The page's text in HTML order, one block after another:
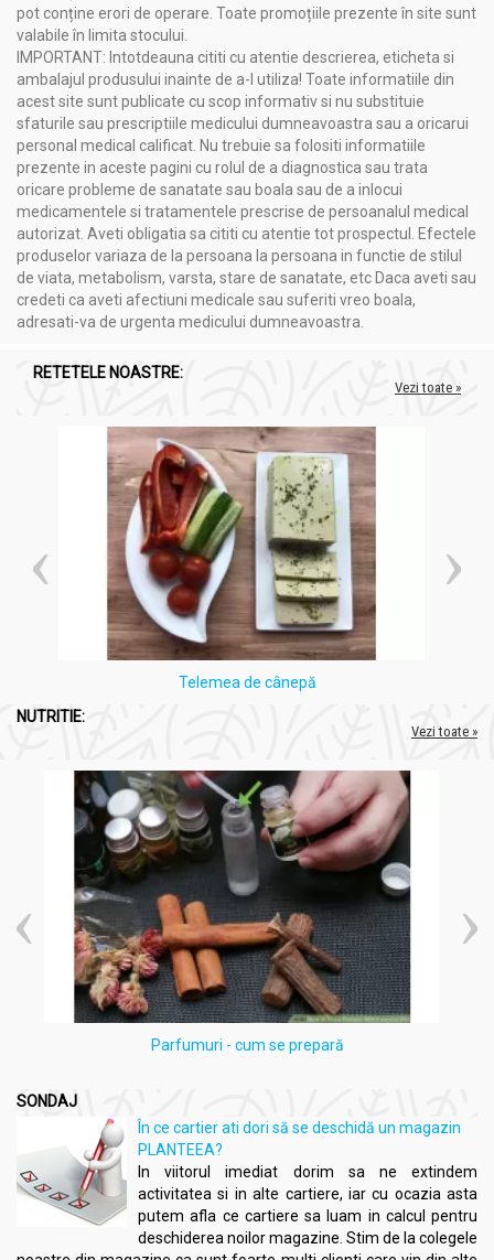
pot conține erori de operare. Toate promoțiile prezente în site sunt
valabile în limita stocului.
IMPORTANT: Intotdeauna cititi cu atentie descrierea, eticheta si
ambalajul produsului inainte de a-l utiliza! Toate informatiile din
acest site sunt publicate cu scop informativ si nu substituie
sfaturile sau prescriptiile medicului dumneavoastra sau a oricarui
personal medical calificat. Nu trebuie sa folositi informatiile
prezente in aceste pagini cu rolul de a diagnostica sau trata
oricare probleme de sanatate sau boala sau de a inlocui
medicamentele si tratamentele prescrise de persoanalul medical
autorizat. Aveti obligatia sa cititi cu atentie tot prospectul. Efectele
produselor variaza de la persoana la persoana in functie de stilul
de viata, metabolism, varsta, stare de sanatate, etc Daca aveti sau
credeti ca aveti afectiuni medicale sau suferiti vreo boala,
adresati-va de urgenta medicului dumneavoastra.
RETETELE NOASTRE:
Vezi toate »
Telemea de cânepă
NUTRITIE:
Vezi toate »
Parfumuri - cum se prepară
SONDAJ
În ce cartier ati dori să se deschidă un magazin
PLANTEEA?
In viitorul imediat dorim sa ne extindem
activitatea si in alte cartiere, iar cu ocazia asta
putem afla ce cartiere sa luam in calcul pentru
deschiderea noilor magazine. Stim de la colegele